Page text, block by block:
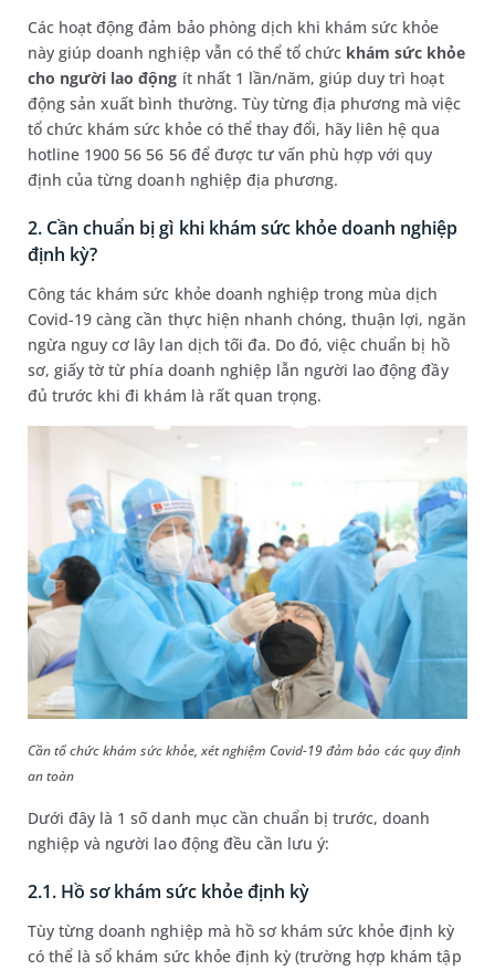
Các hoạt động đảm bảo phòng dịch khi khám sức khỏe
này giúp doanh nghiệp vẫn có thể tổ chức khám sức khỏe
cho người lao động ít nhất 1 lần/năm, giúp duy trì hoạt
động sản xuất bình thường. Tùy từng địa phương mà việc
tổ chức khám sức khỏe có thể thay đổi, hãy liên hệ qua
hotline 1900 56 56 56 để được tư vấn phù hợp với quy
định của từng doanh nghiệp địa phương.
2. Cần chuẩn bị gì khi khám sức khỏe doanh nghiệp
định kỳ?
Công tác khám sức khỏe doanh nghiệp trong mùa dịch
Covid-19 càng cần thực hiện nhanh chóng, thuận lợi, ngăn
ngừa nguy cơ lây lan dịch tối đa. Do đó, việc chuẩn bị hồ
sơ, giấy tờ từ phía doanh nghiệp lẫn người lao động đầy
đủ trước khi đi khám là rất quan trọng.
Cần tổ chức khám sức khỏe, xét nghiệm Covid-19 đảm bảo các quy định
an toàn
Dưới đây là 1 số danh mục cần chuẩn bị trước, doanh
nghiệp và người lao động đều cần lưu ý:
2.1. Hồ sơ khám sức khỏe định kỳ
Tùy từng doanh nghiệp mà hồ sơ khám sức khỏe định kỳ
có thể là sổ khám sức khỏe định kỳ (trường hợp khám tập